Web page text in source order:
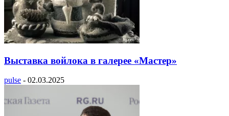
Выставка войлока в галерее «Мастер»
pulse - 02.03.2025